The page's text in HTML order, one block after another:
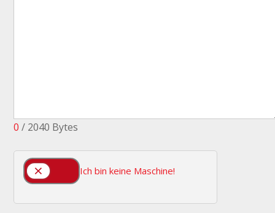
0 / 2040 Bytes
* Ich bin keine Maschine!